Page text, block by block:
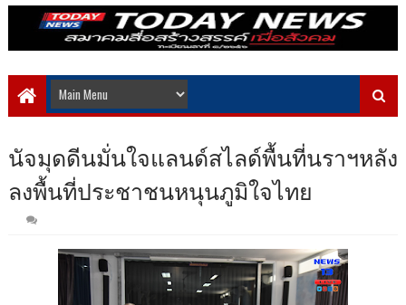
นัจมุดดีนมั่นใจแลนด์สไลด์พื้นที่นราฯหลัง
ลงพื้นที่ประชาชนหนุนภูมิใจไทย